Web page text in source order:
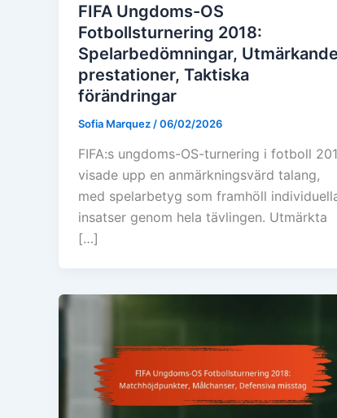
FIFA Ungdoms-OS
Fotbollsturnering 2018:
Spelarbedömningar, Utmärkande
prestationer, Taktiska
förändringar
Sofia Marquez /06/02/2026
FIFA:s ungdoms-OS-turnering i fotboll
visade upp en anmärkningsvärd talang,
med spelarbetyg som framhöll
insatser genom hela tävlingen. Utmärkta
[…]